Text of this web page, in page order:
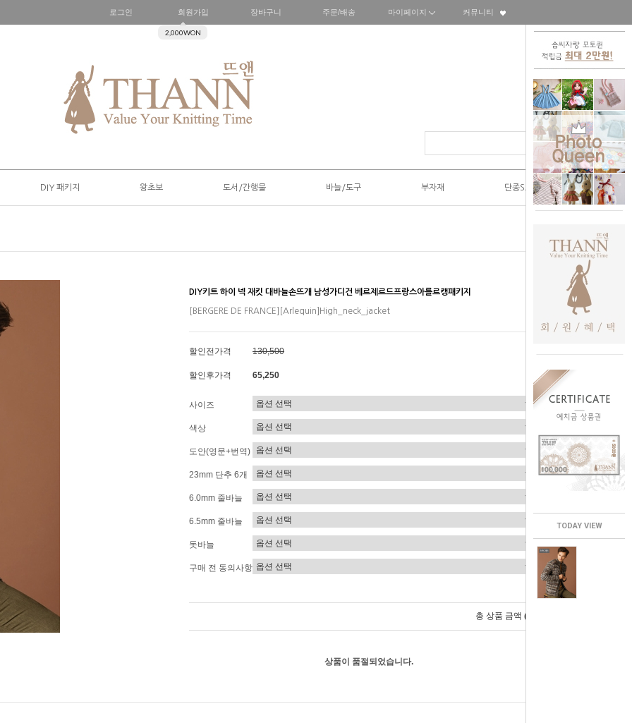
TODAY VIEW
로그인 회원가입
2,000WON
장바구니 주문/배송 마이페이지 커뮤니티
DIY 패키지 왕초보 도서/간행물 바늘/도구 부자재 단종SALE50%
DIY키트 하이 넥 재킷 대바늘손뜨개 남성가디건 베르제르드프랑스아를르캥패키지
[BERGERE DE FRANCE][Arlequin]High_neck_jacket
할인전가격 130,500
할인후가격 65,250
사이즈
색상
도안(영문+번역)
23mm 단추 6개
6.0mm 줄바늘
6.5mm 줄바늘
돗바늘
구매 전 동의사항
총 상품 금액 0
상품이 품절되었습니다.